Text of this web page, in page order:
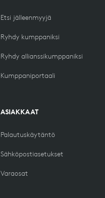
Etsi jälleenmyyjä
Ryhdy kumppaniksi
Ryhdy allianssikumppaniksi
Kumppaniportaali
ASIAKKAAT
Palautuskäytäntö
Sähköpostiasetukset
Varaosat